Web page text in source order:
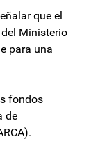
que el
Ministerio
para una
fondos
de